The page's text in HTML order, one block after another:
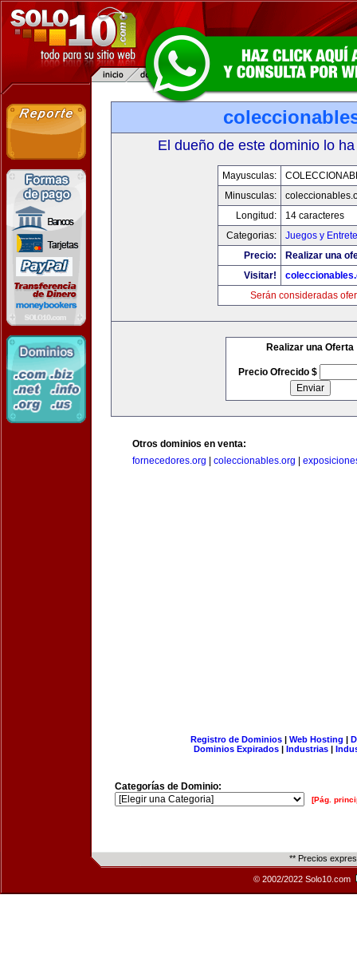
El dueño de este dominio lo
Mayusculas:
Minusculas:
Longitud:
14 caracteres
Categorias:
Juegos y
Precio:
Realizar una
Visitar!
Serán consideradas
Realizar una Oferta
Precio Ofrecido $
Otros dominios en venta:
fornecedores.org
coleccionables.org
Registro de Dominios| Web Hosting |
Dominios Expirados | Industrias |
Categorías de Dominio:
[Pág.
** Precios
© 2002/2022 Solo10.com